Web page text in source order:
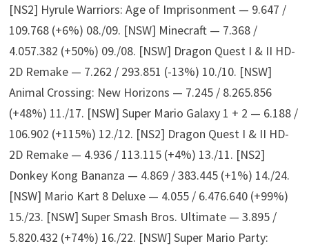
[NS2] Hyrule Warriors: Age of Imprisonment — 9.647 /
109.768 (+6%) 08./09. [NSW] Minecraft — 7.368 /
4.057.382 (+50%) 09./08. [NSW] Dragon Quest I & II HD-
2D Remake — 7.262 / 293.851 (-13%) 10./10. [NSW]
Animal Crossing: New Horizons — 7.245 / 8.265.856
(+48%) 11./17. [NSW] Super Mario Galaxy 1 + 2 — 6.188 /
106.902 (+115%) 12./12. [NS2] Dragon Quest I & II HD-
2D Remake — 4.936 / 113.115 (+4%) 13./11. [NS2]
Donkey Kong Bananza — 4.869 / 383.445 (+1%) 14./24.
[NSW] Mario Kart 8 Deluxe — 4.055 / 6.476.640 (+99%)
15./23. [NSW] Super Smash Bros. Ultimate — 3.895 /
5.820.432 (+74%) 16./22. [NSW] Super Mario Party: